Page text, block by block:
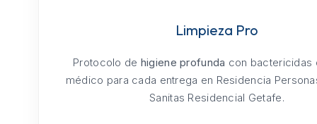
Limpieza Pro
Protocolo de higiene profunda con bactericidas
médico para cada entrega en Residencia
Sanitas Residencial Getafe.